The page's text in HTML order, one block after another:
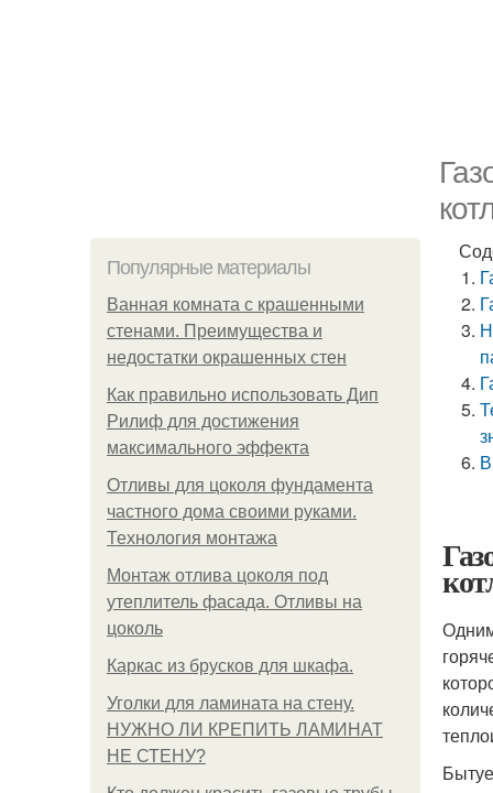
Популярные материалы
Ванная комната с крашенными
стенами. Преимущества и
недостатки окрашенных стен
Как правильно использовать Дип
Рилиф для достижения
максимального эффекта
Отливы для цоколя фундамента
частного дома своими руками.
Технология монтажа
Монтаж отлива цоколя под
утеплитель фасада. Отливы на
цоколь
Каркас из брусков для шкафа.
Уголки для ламината на стену.
НУЖНО ЛИ КРЕПИТЬ ЛАМИНАТ
НЕ СТЕНУ?